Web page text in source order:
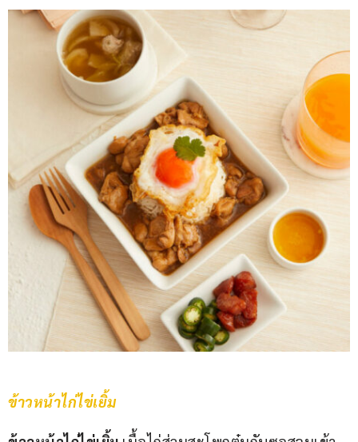
ข้าวหน้าไก่ไข่เยิ้ม